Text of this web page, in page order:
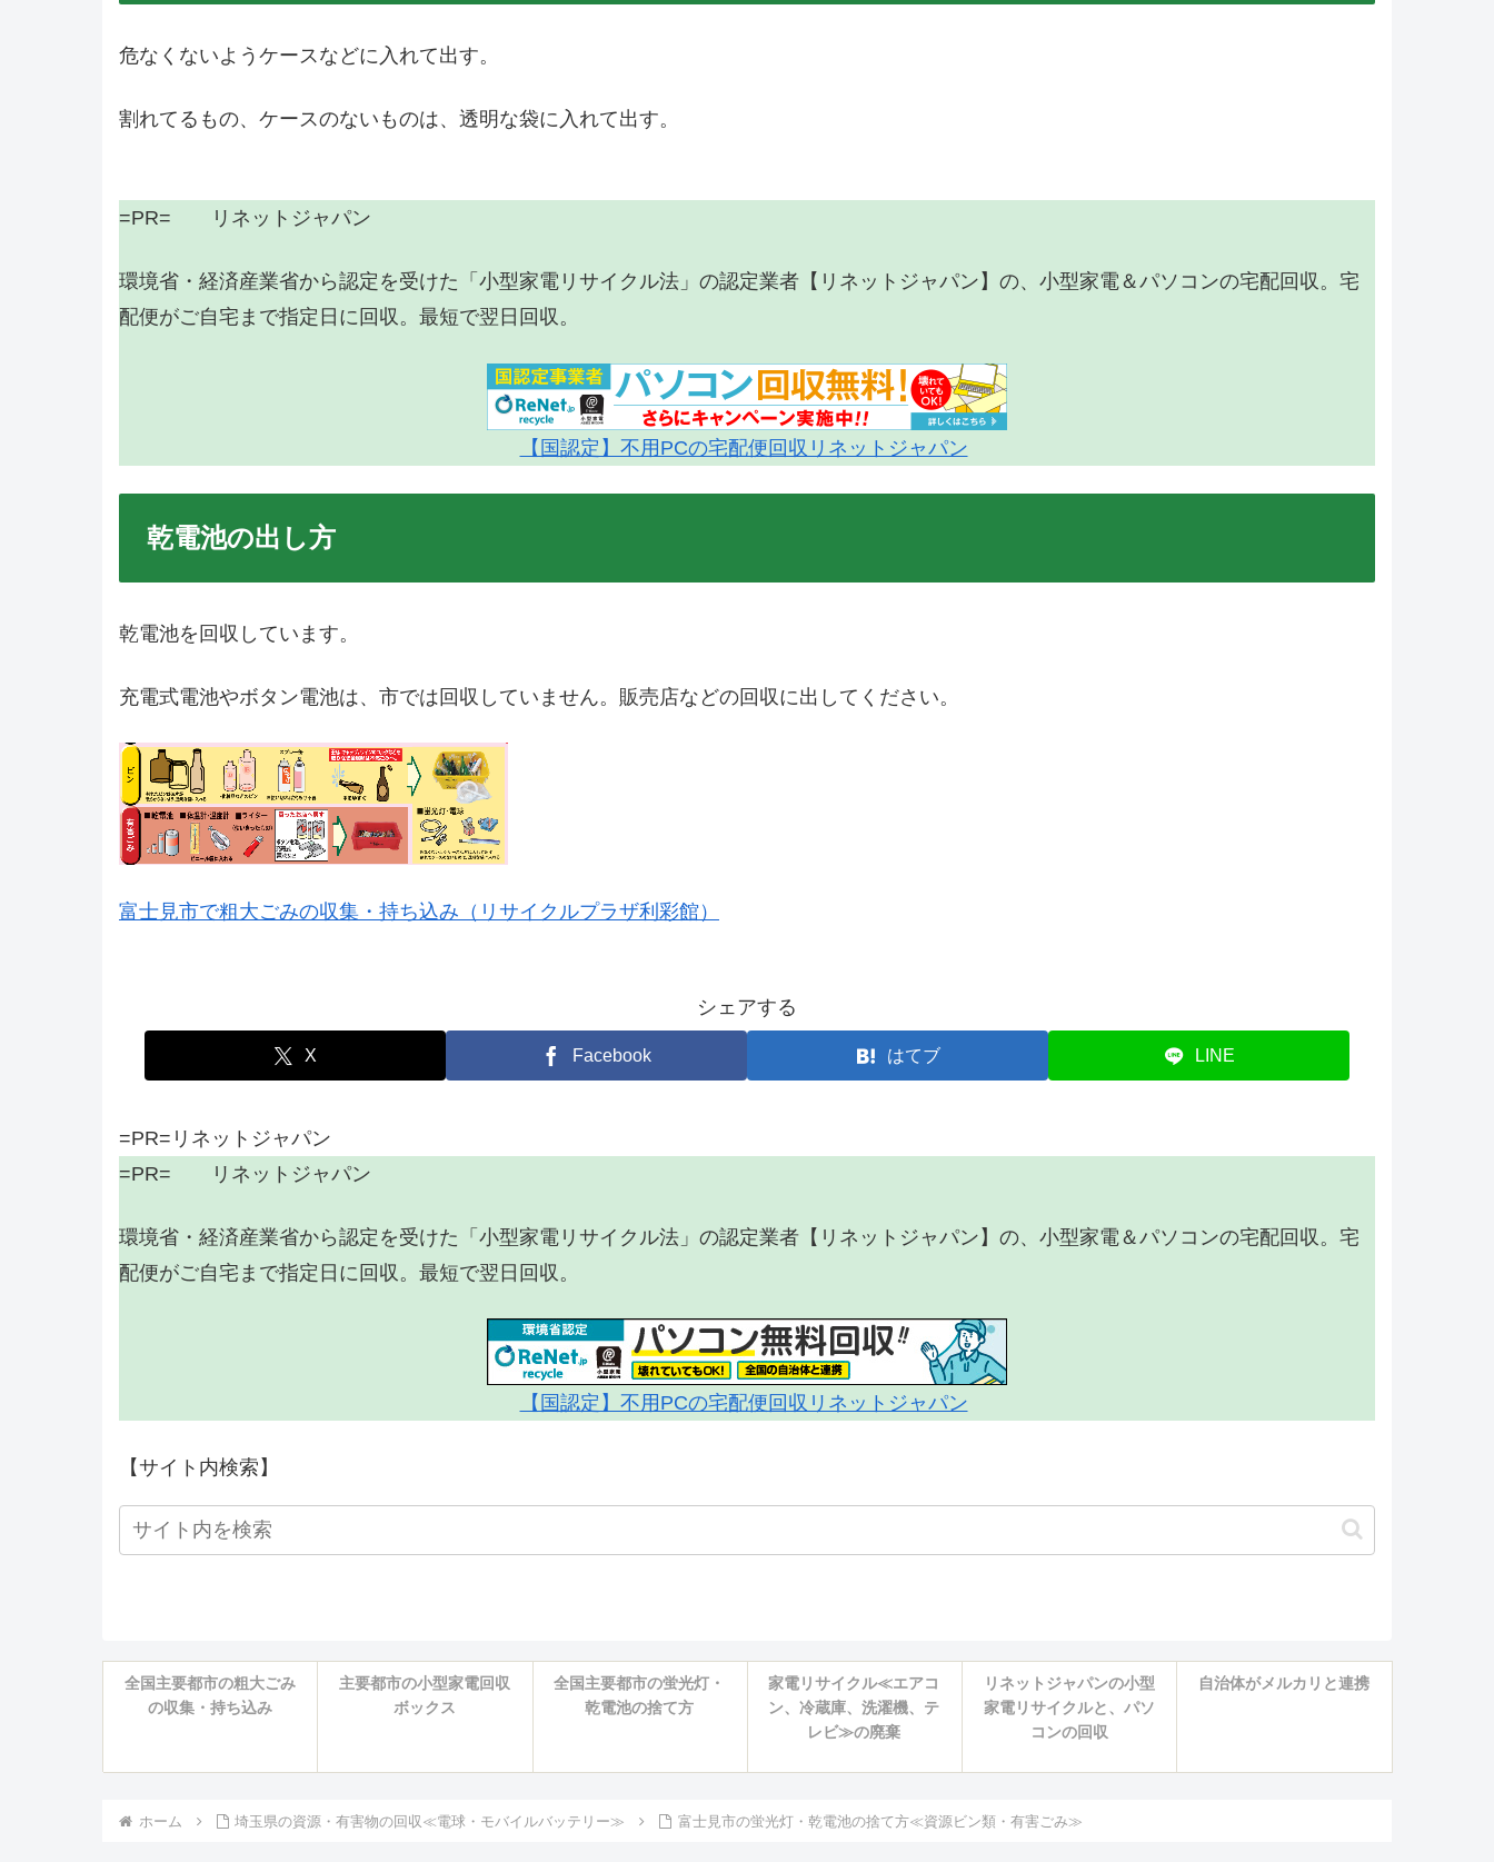
危なくないようケースなどに入れて出す。
割れてるもの、ケースのないものは、透明な袋に入れて出す。
=PR= リネットジャパン
環境省・経済産業省から認定を受けた「小型家電リサイクル法」の認定業者【リネットジャパン】の、小型家電＆パソコンの宅配回収。宅
配便がご自宅まで指定日に回収。最短で翌日回収。
【国認定】不用PCの宅配便回収リネットジャパン
乾電池の出し方
乾電池を回収しています。
充電式電池やボタン電池は、市では回収していません。販売店などの回収に出してください。
富士見市で粗大ごみの収集・持ち込み（リサイクルプラザ利彩館）
シェアする
X Facebook はてブ LINE
=PR=リネットジャパン
=PR= リネットジャパン
環境省・経済産業省から認定を受けた「小型家電リサイクル法」の認定業者【リネットジャパン】の、小型家電＆パソコンの宅配回収。宅
配便がご自宅まで指定日に回収。最短で翌日回収。
【国認定】不用PCの宅配便回収リネットジャパン
【サイト内検索】
全国主要都市の粗大ごみ
の収集・持ち込み
主要都市の小型家電回収
ボックス
全国主要都市の蛍光灯・
乾電池の捨て方
家電リサイクル≪エアコ
ン、冷蔵庫、洗濯機、テ
レビ≫の廃棄
リネットジャパンの小型
家電リサイクルと、パソ
コンの回収
自治体がメルカリと連携
ホーム 埼玉県の資源・有害物の回収≪電球・モバイルバッテリー≫ 富士見市の蛍光灯・乾電池の捨て方≪資源ビン類・有害ごみ≫